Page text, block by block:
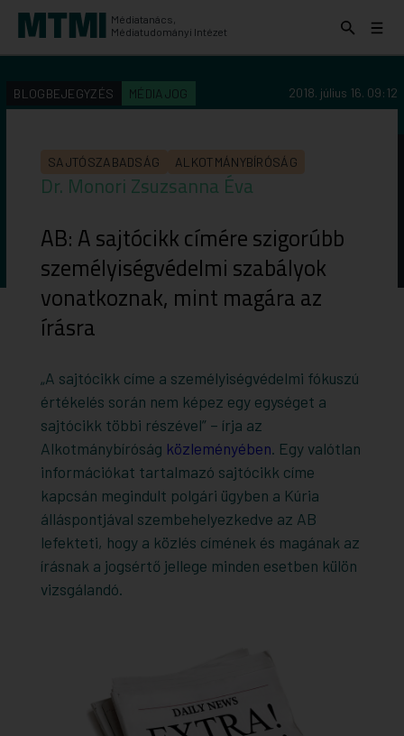
Médiatanács,
Médiatudományi Intézet
KERESÉS AZ INTÉZET ANYAGAI KÖZÖTT
indítása
Keresés
Menü
BLOGBEJEGYZÉS MÉDIAJOG 2018. július 16. 09:12
Dr. Monori Zsuzsanna Éva
SAJTÓSZABADSÁG ALKOTMÁNYBÍRÓSÁG
AB: A sajtócikk címére szigorúbb
személyiségvédelmi szabályok
vonatkoznak, mint magára az
írásra
„A sajtócikk címe a személyiségvédelmi fókuszú
értékelés során nem képez egy egységet a
sajtócikk többi részével” – írja az
Alkotmánybíróság közleményében. Egy valótlan
információkat tartalmazó sajtócikk címe
kapcsán megindult polgári ügyben a Kúria
álláspontjával szembehelyezkedve az AB
lefekteti, hogy a közlés címének és magának az
írásnak a jogsértő jellege minden esetben külön
vizsgálandó.